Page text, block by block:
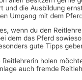
und die Ausbildung
Umgang mit dem
wenn du den
dem das Pferd
gute Tipps
Reitlehrerin holen
auch fremde